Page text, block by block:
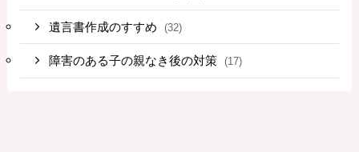
遺言書作成のすすめ (32)
障害のある子の親なき後の対策 (17)